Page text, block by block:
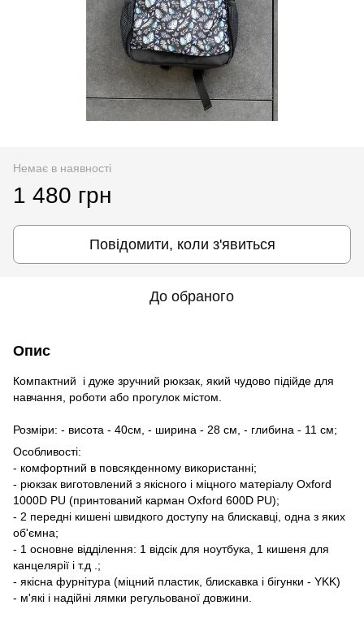
Немає в наявності
1 480 грн
Повідомити, коли з'явиться
До обраного
Опис
Компактний і дуже зручний рюкзак, який чудово підійде для
навчання, роботи або прогулок містом.
Розміри: - висота - 40см, - ширина - 28 см, - глибина - 11 см;
Особливості:
- комфортний в повсякденному використанні;
- рюкзак виготовлений з якісного і міцного матеріалу Oxford
1000D PU (принтований карман Oxford 600D PU);
- 2 передні кишені швидкого доступу на блискавці, одна з яких
об'ємна;
- 1 основне відділення: 1 відсік для ноутбука, 1 кишеня для
канцелярії і т.д .;
- якісна фурнітура (міцний пластик, блискавка і бігунки - YKK)
- м'які і надійні лямки регульованої довжини.